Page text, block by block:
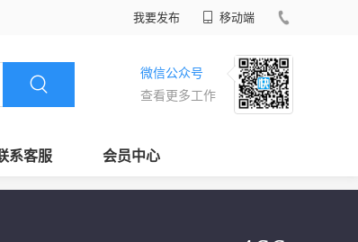
我要发布 移动端
微信公众号
查看更多工作
系客服 会员中心